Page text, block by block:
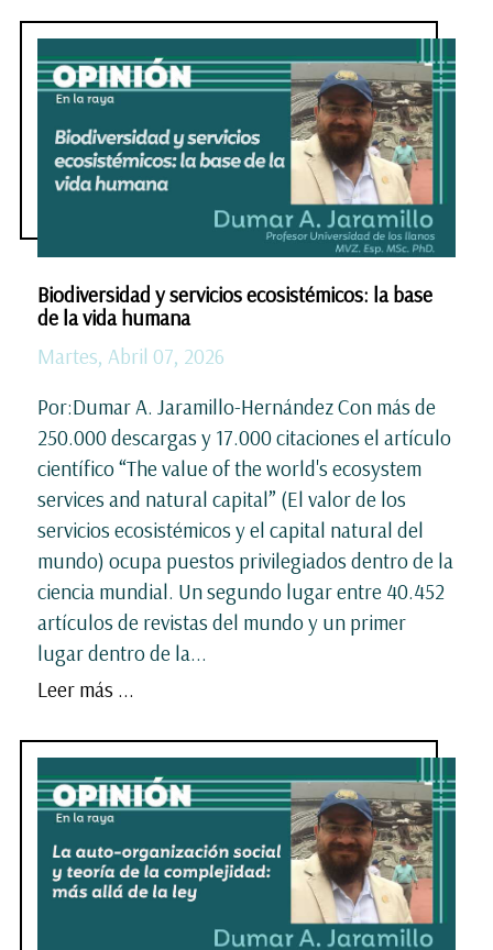
Biodiversidad y servicios ecosistémicos: la base
de la vida humana
Martes, Abril 07, 2026
Por:Dumar A. Jaramillo-Hernández Con más de
250.000 descargas y 17.000 citaciones el artículo
científico “The value of the world's ecosystem
services and natural capital” (El valor de los
servicios ecosistémicos y el capital natural del
mundo) ocupa puestos privilegiados dentro de la
ciencia mundial. Un segundo lugar entre 40.452
artículos de revistas del mundo y un primer
lugar dentro de la...
Leer más ...